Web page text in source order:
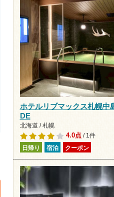
ホテルリブマックス札幌中
DE
北海道 / 札幌
4.0点/ 1件
日帰り 宿泊 クーポン